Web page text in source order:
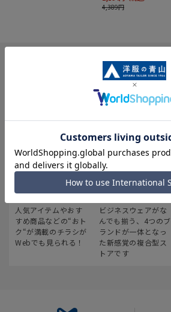
INFORMATION
最新のお買い得情報
人気アイテムやおす
すめ商品などの“おト
ク“が満載のチラシが
Webでも見られる！
スーツスクエア
ビジネスウェアがな
んでも揃う、4つのブ
ランドが一体となっ
た新感覚の複合型ス
トアです